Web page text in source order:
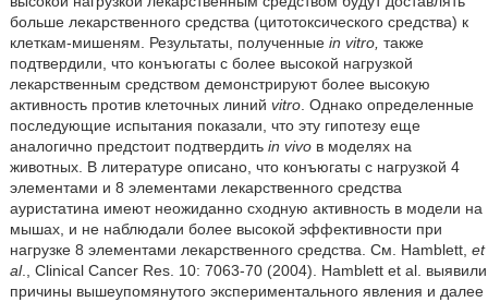
больше лекарственного средства (цитотоксического средства) к
клеткам-мишеням. Результаты, полученные in vitro, также
подтвердили, что конъюгаты с более высокой нагрузкой
лекарственным средством демонстрируют более высокую
активность против клеточных линий vitro. Однако определенные
последующие испытания показали, что эту гипотезу еще
аналогично предстоит подтвердить in vivoв моделях на
животных. В литературе описано, что конъюгаты с нагрузкой 4
элементами и 8 элементами лекарственного средства
ауристатина имеют неожиданно сходную активность в модели на
мышах, и не наблюдали более высокой эффективности при
нагрузке 8 элементами лекарственного средства. См. Hamblett, et
al., Clinical Cancer Res. 10: 7063-70 (2004). Hamblett et al. выявили
причины вышеупомянутого экспериментального явления и далее